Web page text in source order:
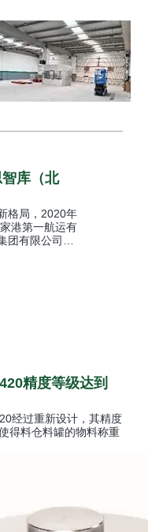
库（北
格局，2020年
港第一航运有
团有限公司…
精度等级达到
经过重新设计，其精度
得料仓料罐的物料称重